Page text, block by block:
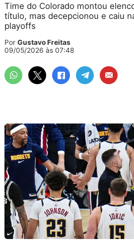
Time do Colorado montou
título, mas decepcionou e caiu
playoffs
Por Gustavo Freitas
09/05/2026 às 07:48